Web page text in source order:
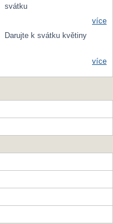
svátku
více
Darujte k svátku květiny
více